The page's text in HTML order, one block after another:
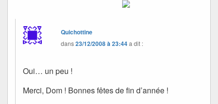
Quichottine
dans23/12/2008 à 23:44a dit :
Oui… un peu !
Merci, Dom ! Bonnes fêtes de fin d’année !